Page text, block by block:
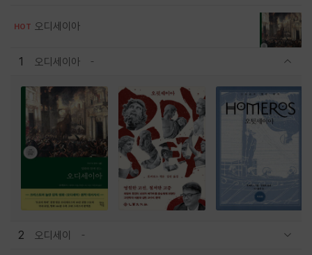
HOT 오디세이아
1 오디세이아
2 오디세이